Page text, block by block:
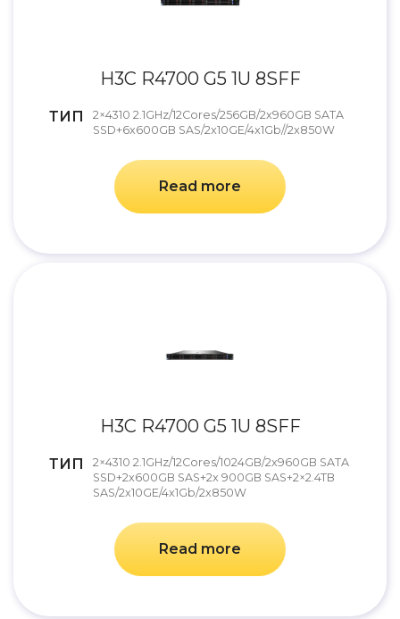
H3C R4700 G5 1U 8SFF
ТИП
2×4310 2.1GHz/12Cores/256GB/2x960GB SATA
SSD+6x600GB SAS/2x10GE/4x1Gb//2x850W
Read more
H3C R4700 G5 1U 8SFF
ТИП
2×4310 2.1GHz/12Cores/1024GB/2x960GB SATA
SSD+2x600GB SAS+2x 900GB SAS+2×2.4TB
SAS/2x10GE/4x1Gb/2x850W
Read more